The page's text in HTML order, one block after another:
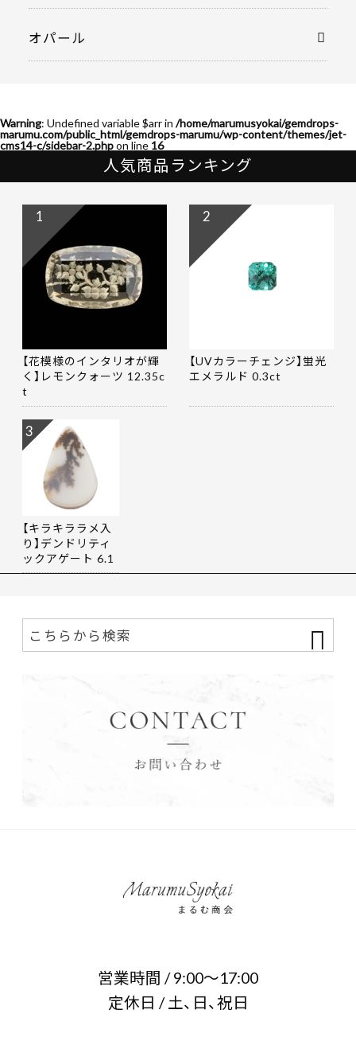
オパール
Warning: Undefined variable $arr in /home/marumusyokai/gemdrops-
marumu.com/public_html/gemdrops-marumu/wp-content/themes/jet-
cms14-c/sidebar-2.phpon line 16
人気商品ランキング
【花模様のインタリオが輝
く】レモンクォーツ 12.35c
t
1
【UVカラーチェンジ】蛍光
エメラルド 0.3ct
2
【キラキララメ入
り】デンドリティ
ックアゲート 6.1
9ct
3
営業時間 / 9:00～17:00
定休日 / 土、日、祝日